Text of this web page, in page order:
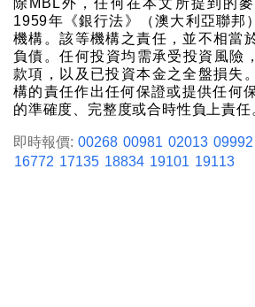
除MBL外，任何在本文所提到的
1959年《銀行法》（澳大利亞聯邦
機構。該等機構之責任，並不相當
負債。任何投資均需承受投資風險
款項，以及已投資本金之全盤損失
構的責任作出任何保證或提供任何
的準確度、完整度或合時性負上責任
即時報價: 00268 00981 02013 09992
16772 17135 18834 19101 19113